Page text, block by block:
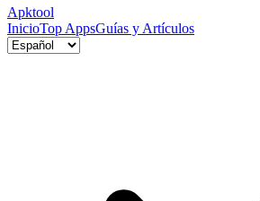
Apktool
InicioTop AppsGuías y Artículos